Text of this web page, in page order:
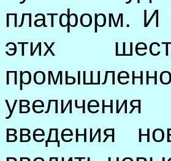
платформ. И
этих
введения